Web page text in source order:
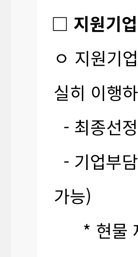
□ 지원기
ㅇ 지원기
실히 이행
- 최종선
- 기업부
가능)
* 현물